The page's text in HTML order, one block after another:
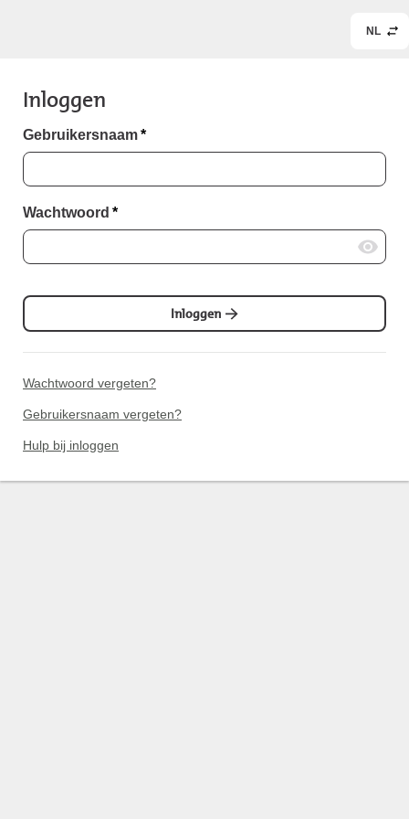
NL
Inloggen
Gebruikersnaam*
Wachtwoord *
Inloggen
Wachtwoord vergeten?
Gebruikersnaam vergeten?
Hulp bij inloggen